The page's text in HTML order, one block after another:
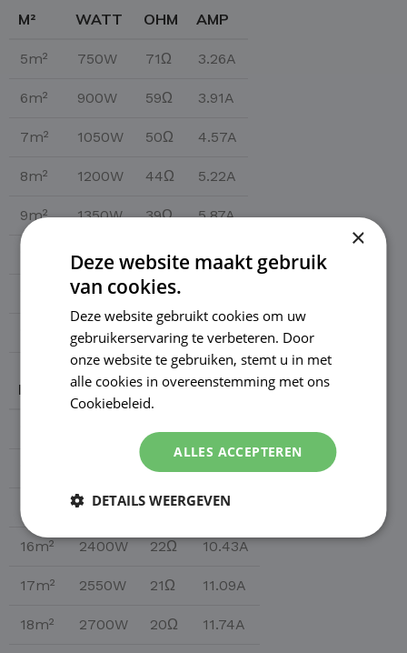
M² WATT OHM AMP
5m² 750W 71Ω 3.26A
6m² 900W 59Ω 3.91A
7m² 1050W 50Ω 4.57A
8m² 1200W 44Ω 5.22A
9m² 1350W 39Ω 5.87A
1500W 35Ω 6.52A
1650W 32Ω
1800W 29Ω 7.83A
M² WATT OHM AMP
27Ω 8.48A
25Ω
2250W 24Ω 9.78A
16m² 2400W 22Ω 10.43A
17m² 2550W 21Ω 11.09A
18m² 2700W 20Ω 11.74A
×
Deze website maakt gebruik
van cookies.
Deze website gebruikt cookies om uw
gebruikerservaring te verbeteren. Door
onze website te gebruiken, stemt u in met
alle cookies in overeenstemming met ons
Cookiebeleid.
ALLES ACCEPTEREN
DETAILS WEERGEVEN